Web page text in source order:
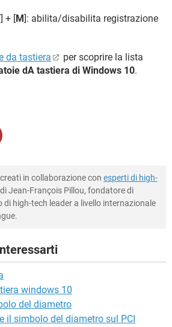
] + [M]: abilita/disabilita registrazione
da tastiera
per scoprire la lista
dA tastiera di Windows 10.
in collaborazione con esperti di high-
Jean-François Pillou, fondatore di
di high-tech leader a livello internazionale
windows 10
del diametro
il simbolo del diametro sul PCI